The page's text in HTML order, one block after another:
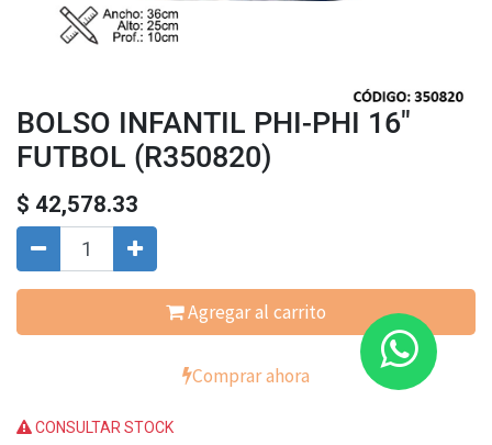
BOLSO INFANTIL PHI-PHI 16"
FUTBOL (R350820)
$ 42,578.33
Agregar al carrito
Comprar ahora
CONSULTAR STOCK